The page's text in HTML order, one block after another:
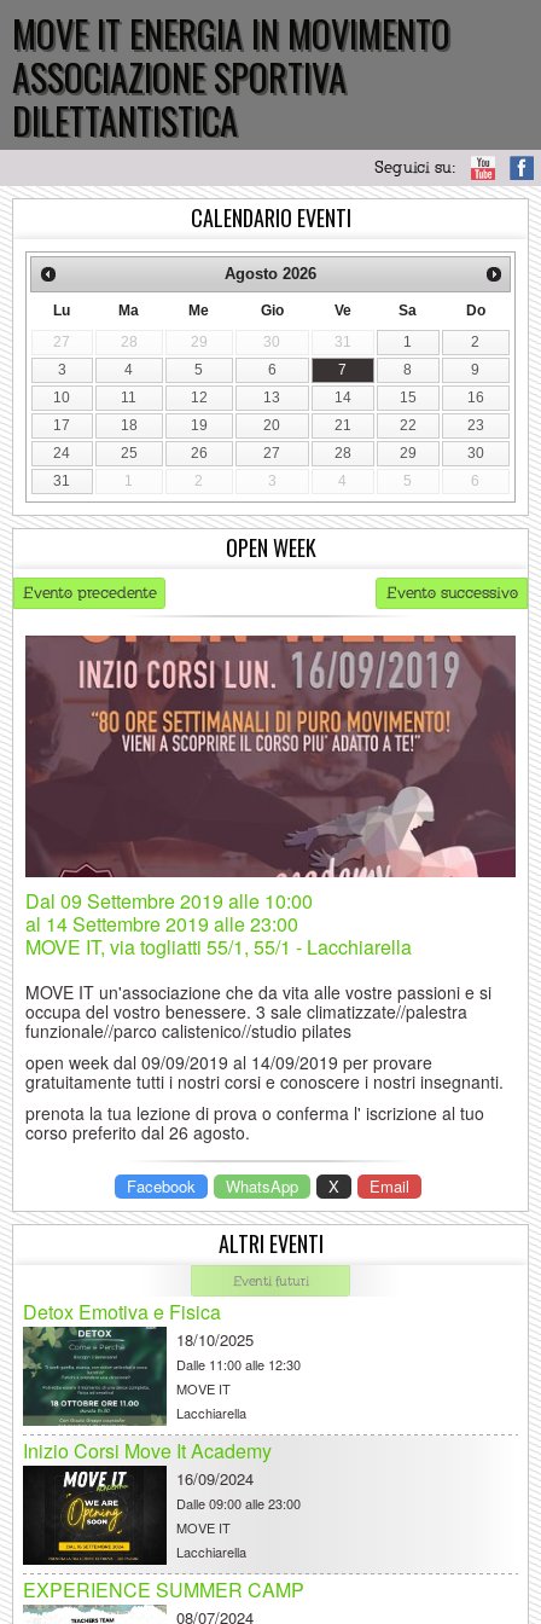
MOVE IT ENERGIA IN MOVIMENTO
ASSOCIAZIONE SPORTIVA
DILETTANTISTICA
Seguici su:
CALENDARIO EVENTI
Agosto 2026
Lu Ma Me Gio Ve Sa
Do
27
28 29 30 31 1
2
3
4 5 6 7 8
9
10
11 12 13 14 15
16
17
18 19 20 21 22
23
24
25 26 27 28 29
30
31
1 2 3 4 5 6
OPEN WEEK
Evento precedente Evento successivo
Dal 09 Settembre 2019alle 10:00
al 14 Settembre 2019alle 23:00
MOVE IT, via togliatti 55/1, 55/1 - Lacchiarella
MOVE IT un'associazione che da vita alle vostre passioni e si
occupa del vostro benessere. 3 sale climatizzate//palestra
funzionale//parco calistenico//studio pilates
open week dal 09/09/2019 al 14/09/2019 per provare
gratuitamente tutti i nostri corsi e conoscere i nostri insegnanti.
prenota la tua lezione di prova o conferma l' iscrizione al tuo
corso preferito dal 26 agosto.
Facebook WhatsApp X Email
ALTRI EVENTI
Detox Emotiva e Fisica
18/10/2025
Dalle 11:00 alle 12:30
MOVE IT
Lacchiarella
Inizio Corsi Move It Academy
16/09/2024
Dalle09:00 alle 23:00
MOVE IT
Lacchiarella
EXPERIENCE SUMMER CAMP
08/07/2024
Eventi futuri